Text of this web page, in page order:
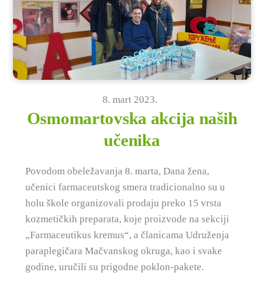
8.mart 2023.
Osmomartovska akcija naših
učenika
Povodom obeležavanja 8. marta, Dana žena,
učenici farmaceutskog smera tradicionalno su u
holu škole organizovali prodaju preko 15 vrsta
kozmetičkih preparata, koje proizvode na sekciji
„Farmaceutikus kremus“, a članicama Udruženja
paraplegičara Mačvanskog okruga, kao i svake
godine, uručili su prigodne poklon-pakete.